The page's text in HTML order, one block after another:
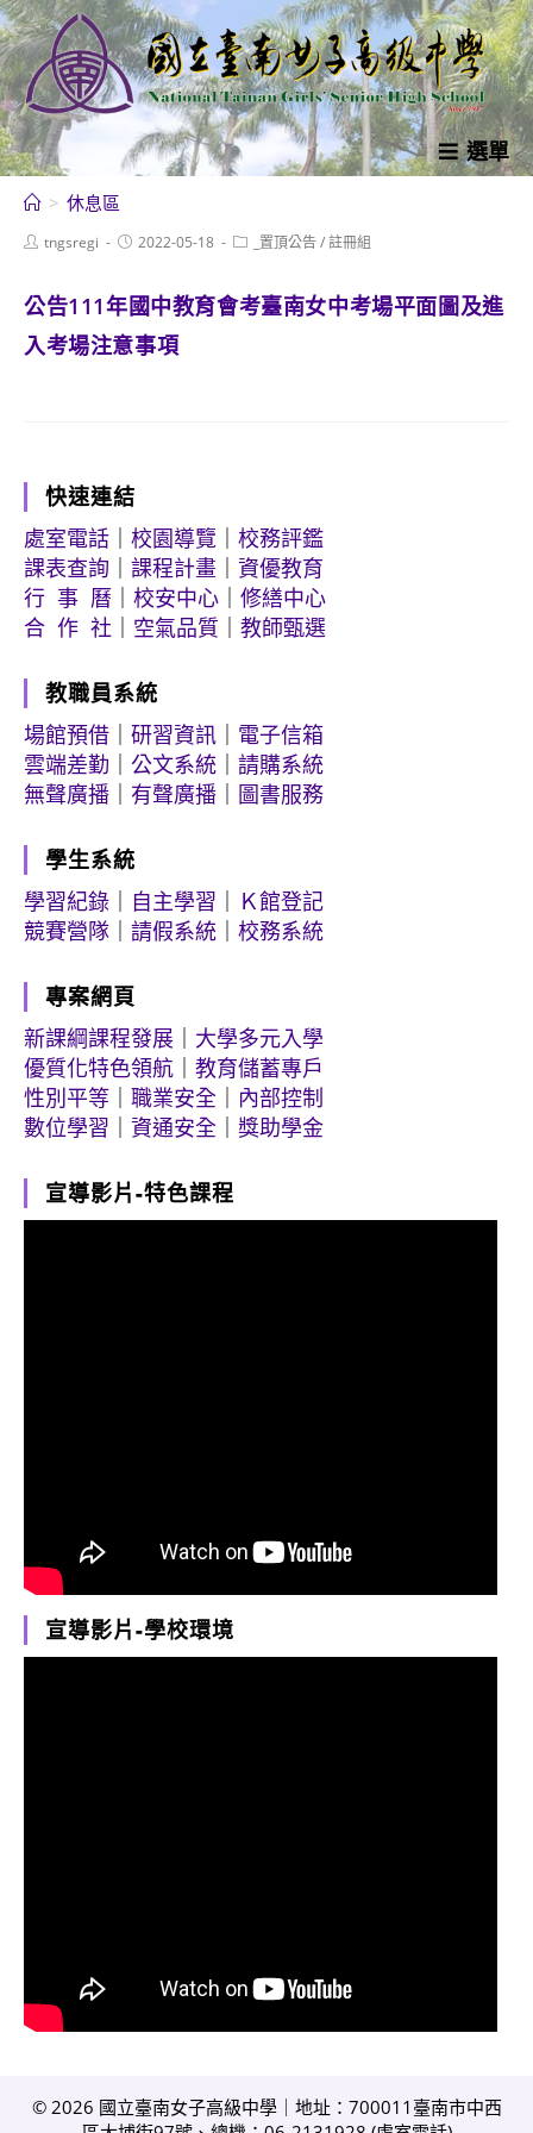
跳
轉
至
主
要
內
選單
> 休息區
Posttngsregi
Post2022-05-18
Post _置頂公告/註冊組
公告111年國中教育會考臺南女中考場平面圖及進
入考場注意事項
快速連結
處室電話
校園導覽
校務評鑑
課表查詢
課程計畫
資優教育
行 事 曆
校安中心
修繕中心
合 作 社
空氣品質 教師甄選
教職員系統
場館預借
研習資訊
電子信箱
雲端差勤
公文系統
請購系統
無聲廣播
有聲廣播 圖書服務
學生系統
學習紀錄
自主學習
Ｋ館登記
競賽營隊
請假系統 校務系統
專案網頁
新課綱課程發展
大學多元入學
優質化特色領航
教育儲蓄專戶
性別平等
職業安全
內部控制
數位學習
資通安全 獎助學金
宣導影片-特色課程
宣導影片-學校環境
© 2026 國立臺南女子高級中學｜地址：700011臺南市中西